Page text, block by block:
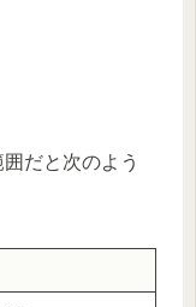
だと次のよう